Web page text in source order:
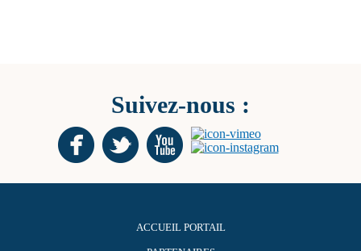
Suivez-nous :
ACCUEIL PORTAIL